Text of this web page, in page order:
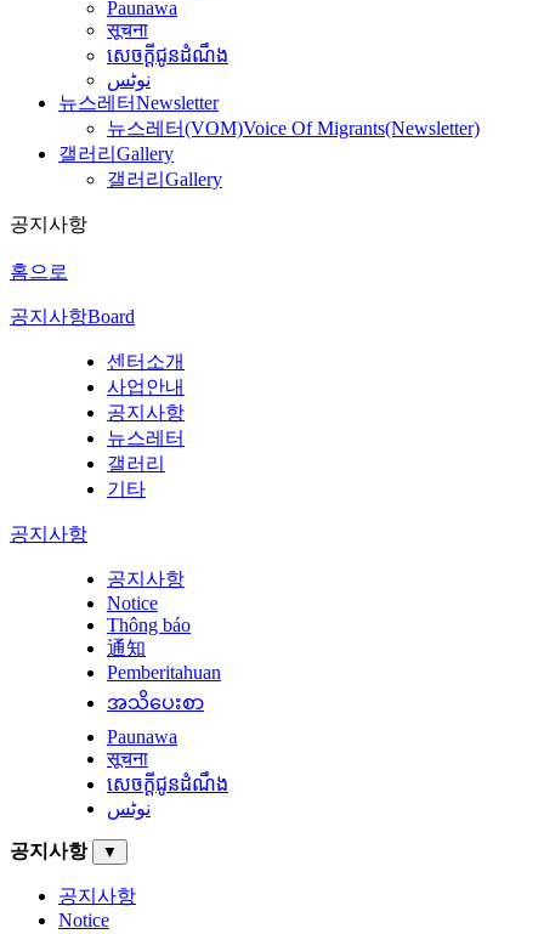
Paunawa
सूचना
សេចក្តីជូនដំណឹង
نوٹس
뉴스레터Newsletter
뉴스레터(VOM)Voice Of Migrants(Newsletter)
갤러리 Gallery
갤러리 Gallery
공지사항
홈으로
공지사항Board
센터소개
사업안내
공지사항
뉴스레터
갤러리
기타
공지사항
공지사항
Notice
Thông báo
通知
Pemberitahuan
အသိပေးစာ
Paunawa
सूचना
សេចក្តីជូនដំណឹង
نوٹس
공지사항 ▼
공지사항
Notice